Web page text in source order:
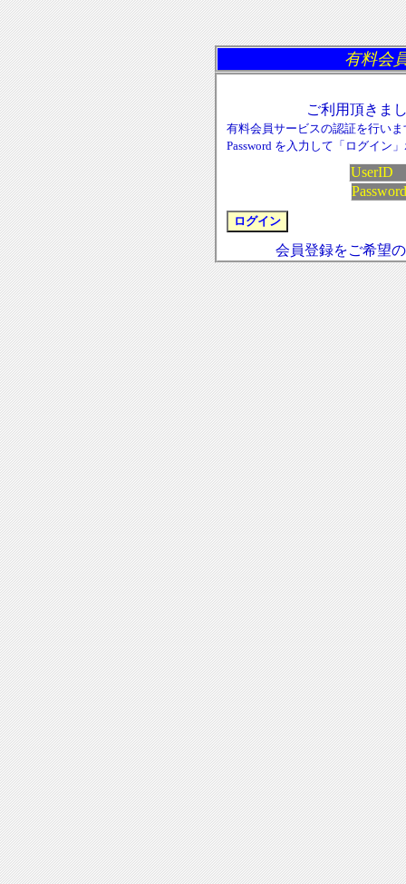
有料会
ご利用頂きま
有料会員サービスの認証を行いま
Password を入力して「ログイン
Password
会員登録をご希望